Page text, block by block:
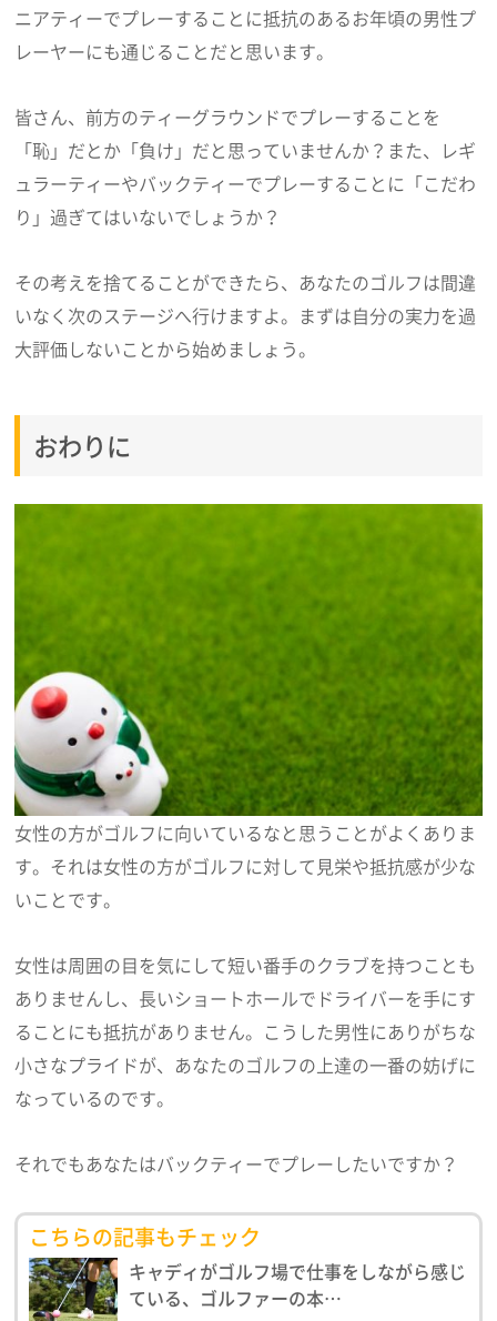
ニアティーでプレーすることに抵抗のあるお年頃の男性プ
レーヤーにも通じることだと思います。
皆さん、前方のティーグラウンドでプレーすることを
「恥」だとか「負け」だと思っていませんか？また、レギ
ュラーティーやバックティーでプレーすることに「こだわ
り」過ぎてはいないでしょうか？
その考えを捨てることができたら、あなたのゴルフは間違
いなく次のステージへ行けますよ。まずは自分の実力を過
大評価しないことから始めましょう。
おわりに
女性の方がゴルフに向いているなと思うことがよくありま
す。それは女性の方がゴルフに対して見栄や抵抗感が少な
いことです。
女性は周囲の目を気にして短い番手のクラブを持つことも
ありませんし、長いショートホールでドライバーを手にす
ることにも抵抗がありません。こうした男性にありがちな
小さなプライドが、あなたのゴルフの上達の一番の妨げに
なっているのです。
それでもあなたはバックティーでプレーしたいですか？
こちらの記事もチェック
キャディがゴルフ場で仕事をしながら感じ
ている、ゴルファーの本…